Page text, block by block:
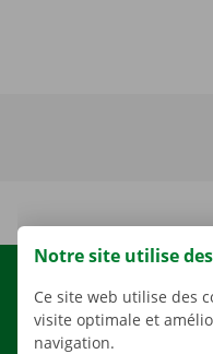
Notre site utilise
Ce site web utilise des
visite optimale et
navigation.